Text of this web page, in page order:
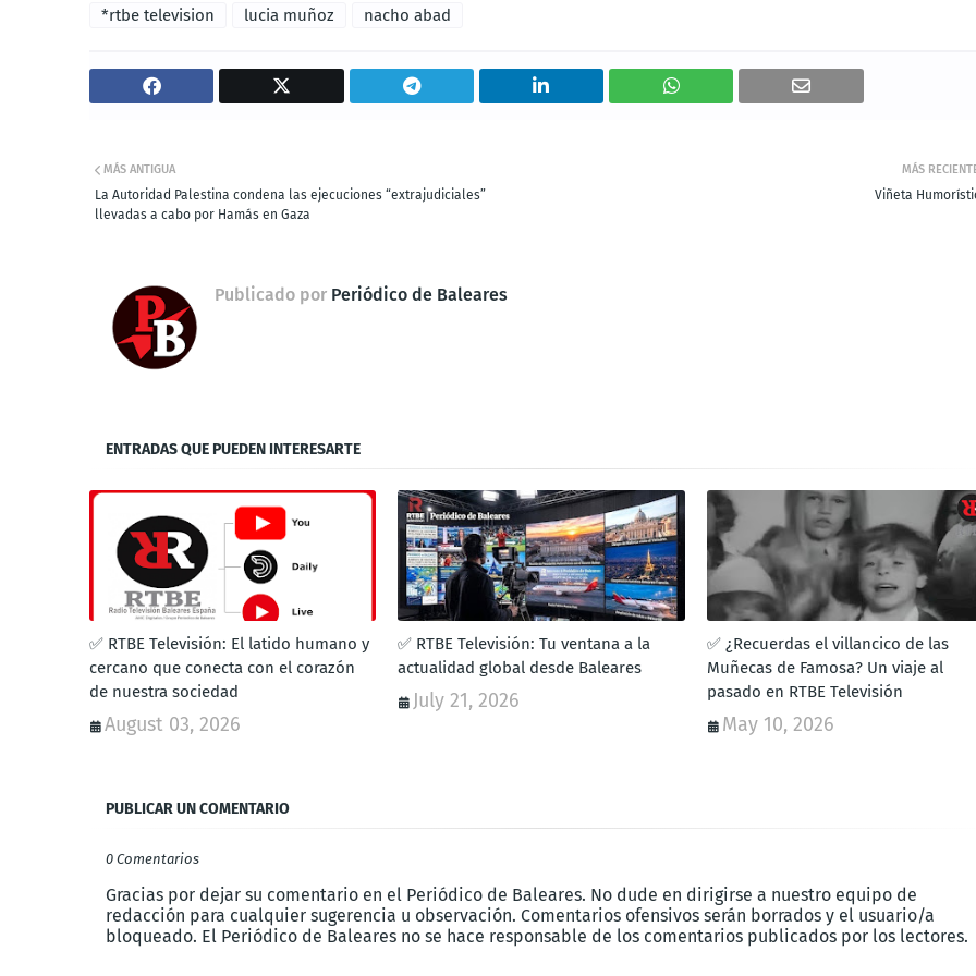
*rtbe television lucia muñoz nacho abad
MÁS
Viñeta
MÁS ANTIGUA
La Autoridad Palestina condena las ejecuciones “extrajudiciales”
llevadas a cabo por Hamás en Gaza
Publicado por Periódico de Baleares
ENTRADAS QUE PUEDEN INTERESARTE
✅ RTBE Televisión: El latido humano y
cercano que conecta con el corazón
de nuestra sociedad
August 03, 2026
✅ RTBE Televisión: Tu ventana a la
actualidad global desde Baleares
July 21, 2026
✅ ¿Recuerdas el villancico de las
Muñecas de Famosa? Un viaje al
pasado en RTBE Televisión
May 10, 2026
PUBLICAR UN COMENTARIO
0 Comentarios
Gracias por dejar su comentario en el Periódico de Baleares. No dude en dirigirse a nuestro equipo de
redacción para cualquier sugerencia u observación. Comentarios ofensivos serán borrados y el usuario/a
bloqueado. El Periódico de Baleares no se hace responsable de los comentarios publicados por los lectores.